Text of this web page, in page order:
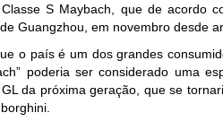
S Maybach, que de acordo
Guangzhou, em novembro desde
o país é um dos grandes
poderia ser considerado uma
da próxima geração, que se